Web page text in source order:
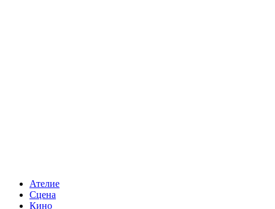
Ателие
Сцена
Кино